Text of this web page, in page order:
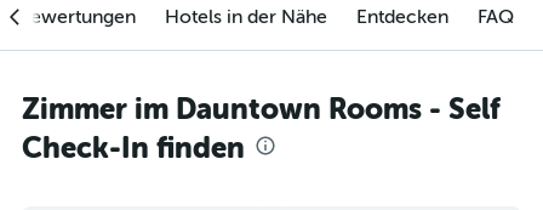
Hotels in der Nähe Entdecken FAQ
Zimmer im Dauntown Rooms - Self
Check-In finden